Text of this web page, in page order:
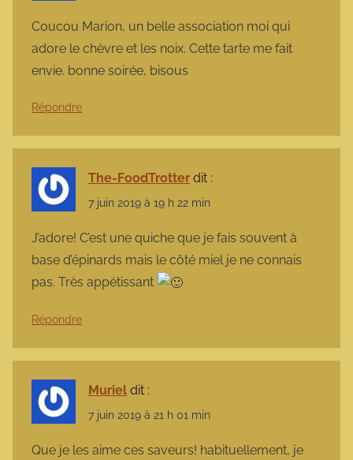
Coucou Marion, un belle association moi qui
adore le chèvre et les noix. Cette tarte me fait
envie. bonne soirée, bisous
Répondre
The-FoodTrotter dit :
7 juin 2019 à 19 h 22 min
J’adore! C’est une quiche que je fais souvent à
base d’épinards mais le côté miel je ne connais
pas. Très appétissant
Répondre
Muriel dit :
7 juin 2019 à 21 h 01 min
Que je les aime ces saveurs! habituellement, je